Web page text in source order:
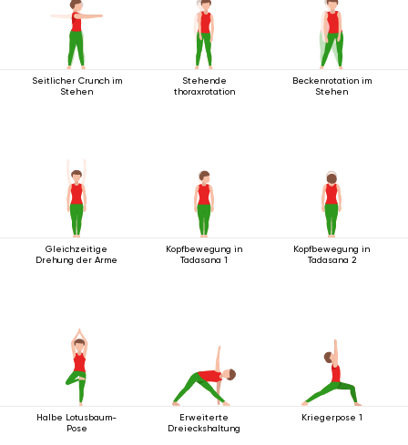
Seitlicher Crunch im
Stehen
Stehende
thoraxrotation
Beckenrotation im
Stehen
Gleichzeitige
Drehung der Arme
Kopfbewegung in
Tadasana 1
Kopfbewegung in
Tadasana 2
Halbe Lotusbaum-
Pose
Erweiterte
Dreieckshaltung
Kriegerpose 1